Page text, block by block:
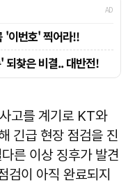
고를 계기로 KT와
긴급 현장 점검을 진
른 이상 징후가 발견
검이 아직 완료되지